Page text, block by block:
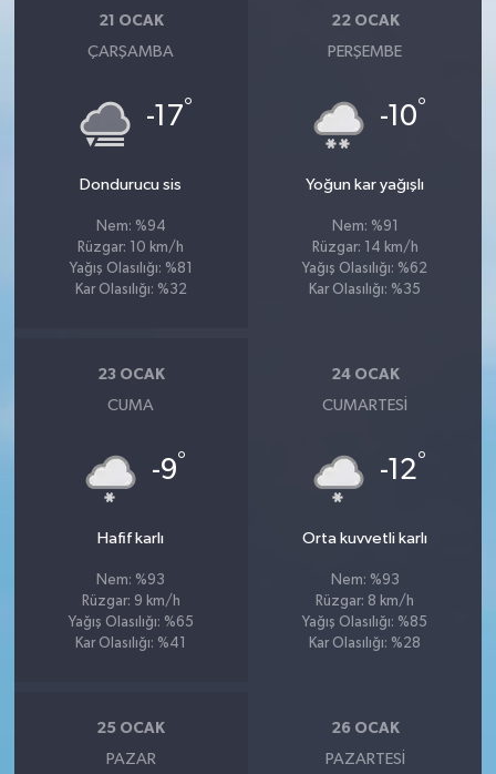
21 OCAK
ÇARŞAMBA
-17°
Dondurucu sis
Nem: %94
Rüzgar: 10 km/h
Yağış Olasılığı: %81
Kar Olasılığı: %32
22 OCAK
PERŞEMBE
-10°
Yoğun kar yağışlı
Nem: %91
Rüzgar: 14 km/h
Yağış Olasılığı: %62
Kar Olasılığı: %35
23 OCAK
CUMA
-9°
Hafif karlı
Nem: %93
Rüzgar: 9 km/h
Yağış Olasılığı: %65
Kar Olasılığı: %41
24 OCAK
CUMARTESI
-12°
Orta kuvvetli karlı
Nem: %93
Rüzgar: 8 km/h
Yağış Olasılığı: %85
Kar Olasılığı: %28
25 OCAK
PAZAR
26 OCAK
PAZARTESI
Savaştepe
SİYASET
SPOR
Susurluk
TEKNOLOJİ
Trend
TÜRKİYE
VİZYONDAKİLER